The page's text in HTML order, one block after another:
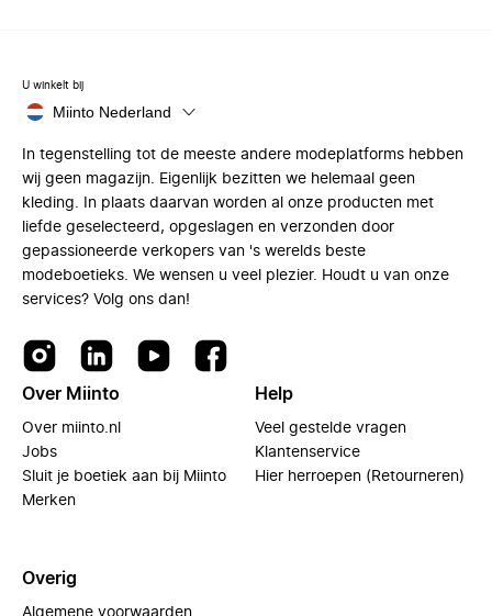
U winkelt bij
Miinto Nederland
In tegenstelling tot de meeste andere modeplatforms hebben
wij geen magazijn. Eigenlijk bezitten we helemaal geen
kleding. In plaats daarvan worden al onze producten met
liefde geselecteerd, opgeslagen en verzonden door
gepassioneerde verkopers van 's werelds beste
modeboetieks. We wensen u veel plezier. Houdt u van onze
services? Volg ons dan!
Over Miinto
Over miinto.nl
Jobs
Sluit je boetiek aan bij Miinto
Merken
Help
Veel gestelde vragen
Klantenservice
Hier herroepen (Retourneren)
Overig
Algemene voorwaarden